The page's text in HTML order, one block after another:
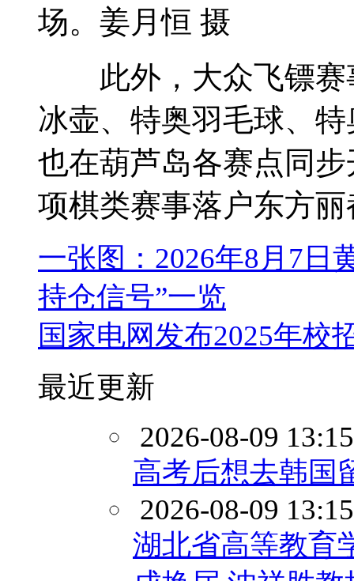
场。姜月恒 摄
此外，大众飞镖赛
冰壶、特奥羽毛球、
也在葫芦岛各赛点同
项棋类赛事落户东方
一张图：2026年8月7日
持仓信号”一览
国家电网发布2025年校
最近更新
2026-08-09
高考后想去韩国
2026-08-09
湖北省高等教育